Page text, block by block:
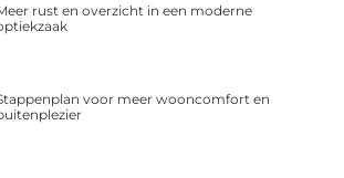
rust en overzicht in een moderne
voor meer wooncomfort en